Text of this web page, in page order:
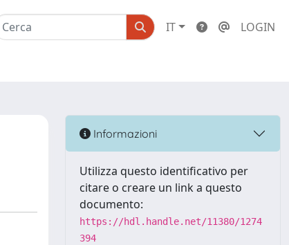
IT LOGIN
Informazioni
Utilizza questo identificativo per
citare o creare un link a questo
documento:
https://hdl.handle.net/11380/1274
394